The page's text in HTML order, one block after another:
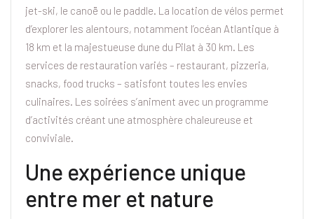
jet-ski, le canoë ou le paddle. La location de vélos permet
d’explorer les alentours, notamment l’océan Atlantique à
18 km et la majestueuse dune du Pilat à 30 km. Les
services de restauration variés – restaurant, pizzeria,
snacks, food trucks – satisfont toutes les envies
culinaires. Les soirées s’animent avec un programme
d’activités créant une atmosphère chaleureuse et
conviviale.
Une expérience unique
entre mer et nature